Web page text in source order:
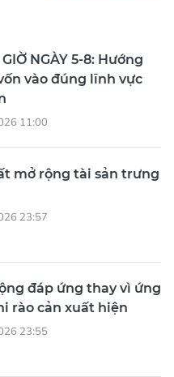
GIỜ NGÀY 5-8: Hướng
vào đúng lĩnh vực
11:00
mở rộng tài sản trưng
23:57
đáp ứng thay vì ứng
rào cản xuất hiện
23:55